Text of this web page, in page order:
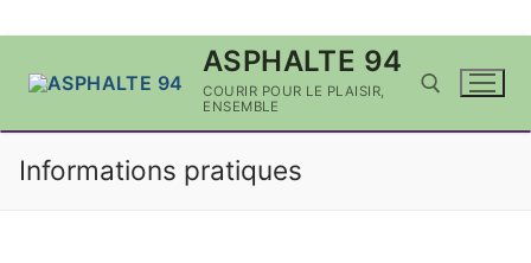
ASPHALTE 94
COURIR POUR LE PLAISIR,
ENSEMBLE
Informations pratiques